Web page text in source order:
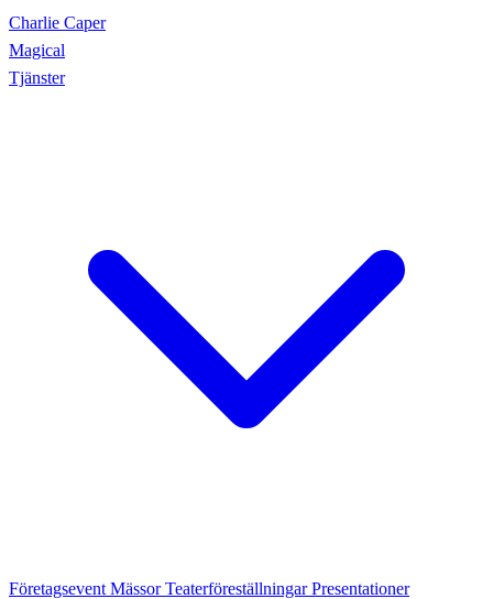
Charlie Caper
Magical
Tjänster
Företagsevent MässorTeaterföreställningarPresentationer